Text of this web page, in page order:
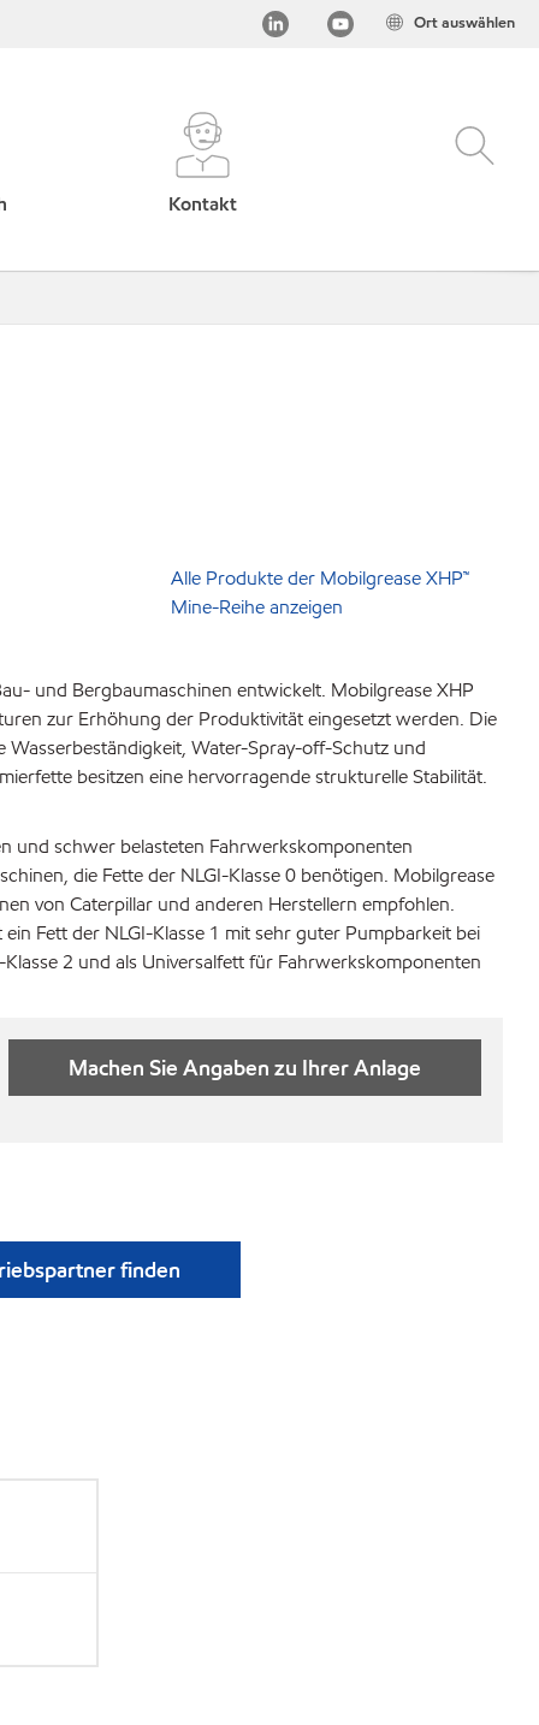
Ort auswählen
Kontakt
Alle Produkte der Mobilgrease XHP™
Mine-Reihe anzeigen
und Bergbaumaschinen entwickelt. Mobilgrease XHP
zur Erhöhung der Produktivität eingesetzt werden. Die
Water-Spray-off-Schutz und
besitzen eine hervorragende strukturelle Stabilität.
und schwer belasteten Fahrwerkskomponenten
die Fette der NLGI-Klasse 0 benötigen. Mobilgrease
von Caterpillar und anderen Herstellern empfohlen.
Fett der NLGI-Klasse 1 mit sehr guter Pumpbarkeit bei
2 und als Universalfett für Fahrwerkskomponenten
Machen Sie Angaben zu Ihrer Anlage
finden